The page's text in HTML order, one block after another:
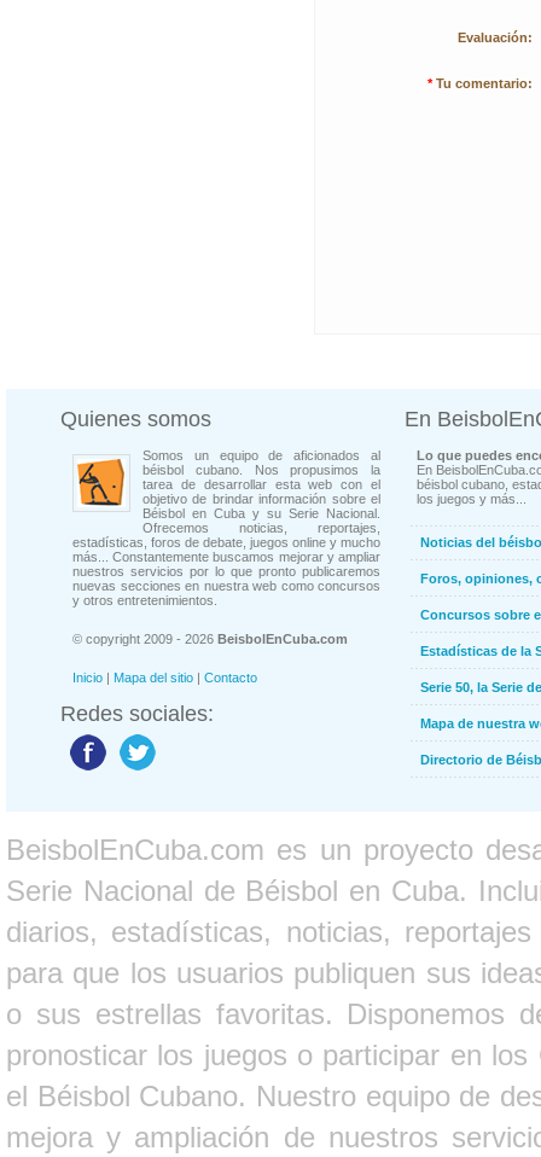
Evaluación:
* Tu comentario:
Quienes somos
Somos un equipo de aficionados al
béisbol cubano. Nos propusimos la
tarea de desarrollar esta web con el
objetivo de brindar información sobre el
Béisbol en Cuba y su Serie Nacional.
Ofrecemos noticias, reportajes,
estadísticas, foros de debate, juegos online y mucho
más... Constantemente buscamos mejorar y ampliar
nuestros servicios por lo que pronto publicaremos
nuevas secciones en nuestra web como concursos
y otros entretenimientos.
© copyright 2009 - 2026 BeisbolEnCuba.com
Inicio | Mapa del sitio | Contacto
Redes sociales:
En
Lo que puedes
En
béisbol cubano,
los juegos y más...
Noticias del
Foros, opiniones,
Concursos sobre
Estadísticas de la
Serie 50, la Serie
Mapa de nuestra
Directorio de
BeisbolEnCuba.com es un proyecto
Serie Nacional de Béisbol en Cuba.
diarios, estadísticas, noticias,
para que los usuarios publiquen sus
o sus estrellas favoritas. Disponemos
pronosticar los juegos o participar en
el Béisbol Cubano. Nuestro equipo de
mejora y ampliación de nuestros